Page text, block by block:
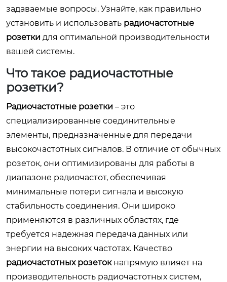
задаваемые вопросы. Узнайте, как правильно
установить и использовать радиочастотные
розетки для оптимальной производительности
вашей системы.
Что такое радиочастотные
розетки?
Радиочастотные розетки – это
специализированные соединительные
элементы, предназначенные для передачи
высокочастотных сигналов. В отличие от обычных
розеток, они оптимизированы для работы в
диапазоне радиочастот, обеспечивая
минимальные потери сигнала и высокую
стабильность соединения. Они широко
применяются в различных областях, где
требуется надежная передача данных или
энергии на высоких частотах. Качество
радиочастотных розетокнапрямую влияет на
производительность радиочастотных систем,